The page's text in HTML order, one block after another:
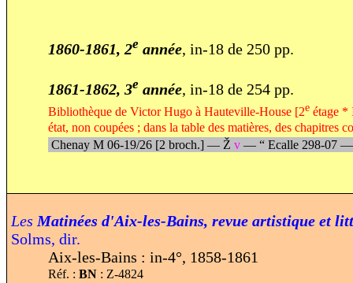
1860-1861, 2e année, in-18 de 250 pp.
1861-1862, 3e année, in-18 de 254 pp.
Bibliothèque de Victor Hugo à Hauteville-House [2eétage *
état, non coupées ; dans la table des matières, des chapitres
Chenay M 06-19/26 [2 broch.] — Ž v— “Ecalle 298-07
Les Matinées d'Aix-les-Bains, revue artistique et
Solms, dir.
Aix-les-Bains : in-4°, 1858-1861
Réf. : BN: Z-4824